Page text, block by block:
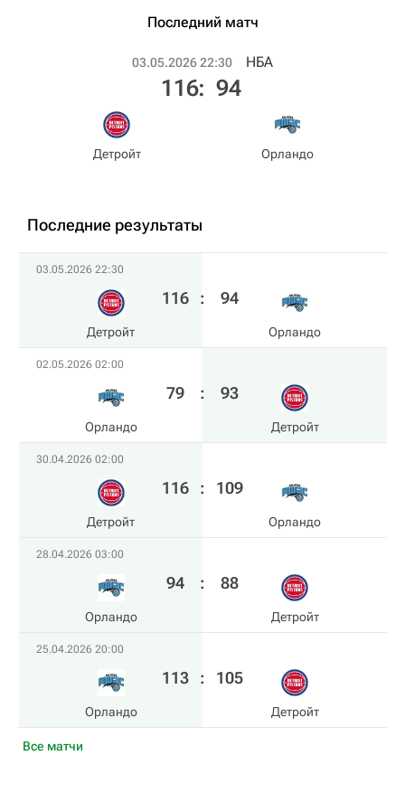
Последний матч
03.05.2026 22:30 НБА
Детройт
116: 94
Орландо
Последние результаты
Все матчи
03.05.2026 22:30
Детройт
116 : 94
Орландо
02.05.2026 02:00
Орландо
79 : 93
Детройт
30.04.2026 02:00
Детройт
116 : 109
Орландо
28.04.2026 03:00
Орландо
94 : 88
Детройт
25.04.2026 20:00
Орландо
113 : 105
Детройт